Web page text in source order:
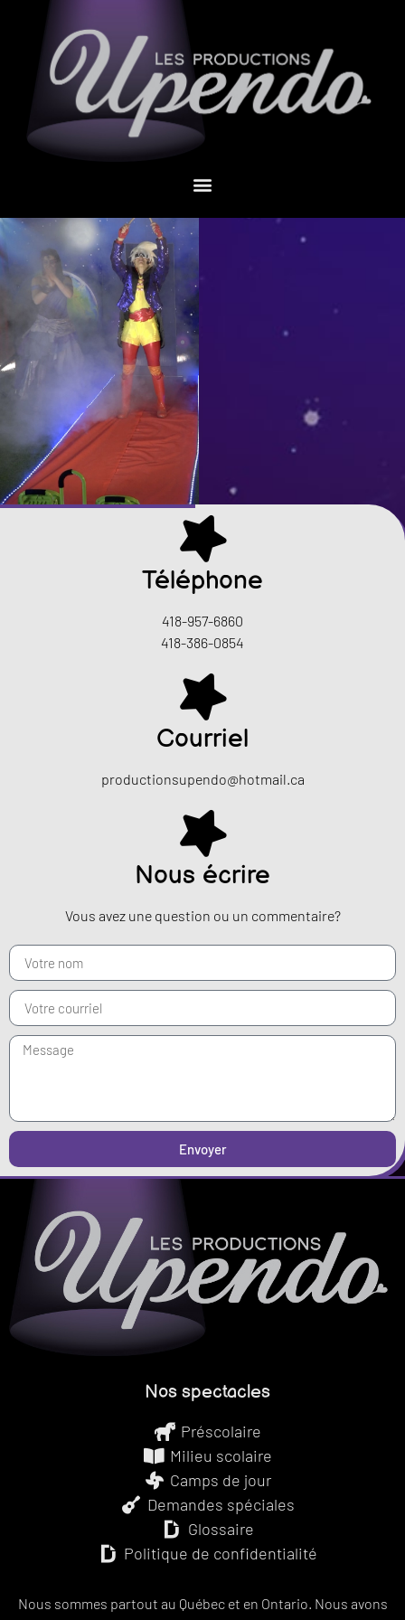
Téléphone
418-957-6860
418-386-0854
Courriel
productionsupendo@hotmail.ca
Nous écrire
Vous avez une question ou un commentaire?
Envoyer
Nos spectacles
Préscolaire
Milieu scolaire
Camps de jour
Demandes spéciales
Glossaire
Politique de confidentialité
Nous sommes partout au Québec et en Ontario. Nous avons